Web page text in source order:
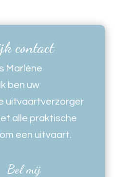
contact
Marlène
ben uw
uitvaartverzorger
alle praktische
een uitvaart.
Bel mij